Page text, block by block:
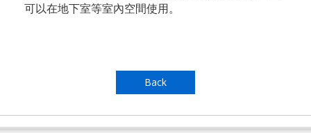
可以在地下室等室內空間使用。
Back